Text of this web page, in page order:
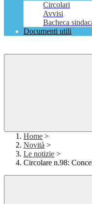
Circolari
Avvisi
Bacheca
Documenti utili
Home >
Novità >
Le notizie >
Circolare n.98: